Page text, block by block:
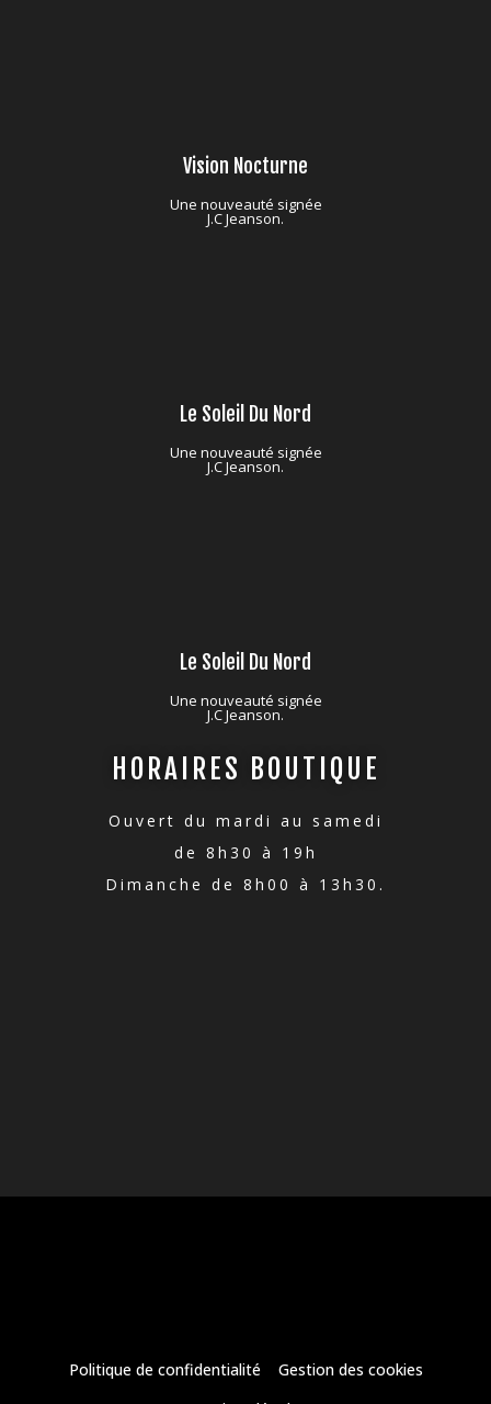
Vision Nocturne
Une nouveauté signée
J.C Jeanson.
Le Soleil Du Nord
Une nouveauté signée
J.C Jeanson.
Le Soleil Du Nord
Une nouveauté signée
J.C Jeanson.
HORAIRES BOUTIQUE
Ouvert du mardi au samedi
de 8h30 à 19h
Dimanche de 8h00 à 13h30.
Politique de confidentialité
Gestion des cookies